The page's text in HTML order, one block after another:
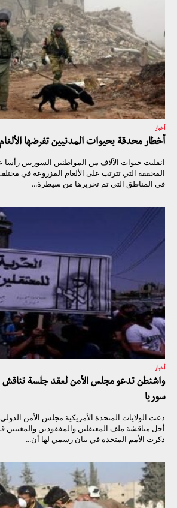
أخبار
أخطار محدقة بحيوات المدنيين تفرضها
انقلبت حيوات الآلاف من المواطنين السوريين
المحققة التي تترتب على الألغام المزروعة في
في المناطق التي تم تحريرها من سيطرة...
أخبار
واشنطن تدعو مجلس الأمن لعقد جلسة تناقش
سوريا
دعت الولايات المتحدة الأمريكية مجلس الأمن
أجل مناقشة ملف المعتقلين والمفقودين
ذكرت الأمم المتحدة في بيان رسمي لها أن...